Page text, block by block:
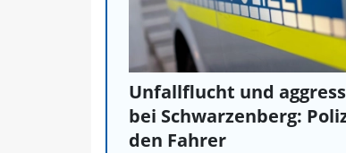
Unfallflucht und
bei Schwarzenberg:
den Fahrer